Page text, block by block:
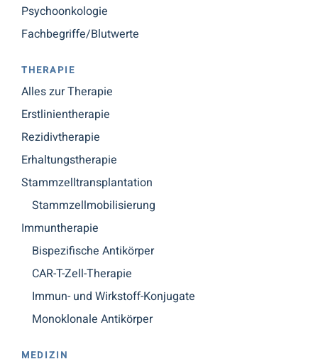
Psychoonkologie
Fachbegriffe/Blutwerte
THERAPIE
Alles zur Therapie
Erstlinientherapie
Rezidivtherapie
Erhaltungstherapie
Stammzelltransplantation
Stammzellmobilisierung
Immuntherapie
Bispezifische Antikörper
CAR-T-Zell-Therapie
Immun- und Wirkstoff-Konjugate
Monoklonale Antikörper
MEDIZIN